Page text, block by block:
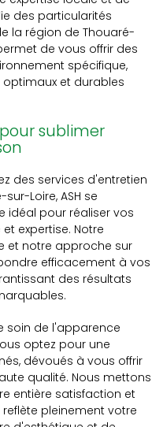
des particularités
la région de Thouaré-
de vous offrir des
spécifique,
et durables
sublimer
des services d'entretien
Loire, ASH se
idéal pour réaliser vos
expertise. Notre
et notre approche sur
efficacement à vos
des résultats
soin de l'apparence
optez pour une
dévoués à vous offrir
qualité. Nous mettons
entière satisfaction et
pleinement votre